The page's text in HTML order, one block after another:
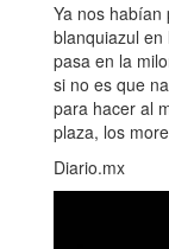
Ya nos habían
blanquiazul
pasa en la
si no es que
para hacer al
plaza, los
Diario.mx